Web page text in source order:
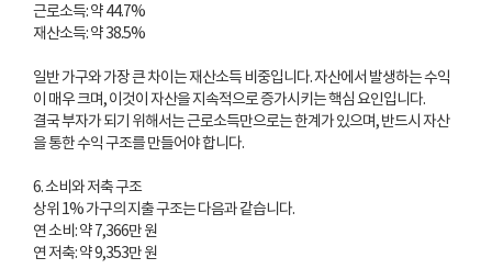
근로소득: 약 44.7%
재산소득: 약 38.5%
일반 가구와 가장 큰 차이는 재산소득 비중입니다. 자산에서 발생하는 수익
이 매우 크며, 이것이 자산을 지속적으로 증가시키는 핵심 요인입니다.
결국 부자가 되기 위해서는 근로소득만으로는 한계가 있으며, 반드시 자산
을 통한 수익 구조를 만들어야 합니다.
6. 소비와 저축 구조
상위 1% 가구의 지출 구조는 다음과 같습니다.
연 소비: 약 7,366만 원
연 저축: 약 9,353만 원